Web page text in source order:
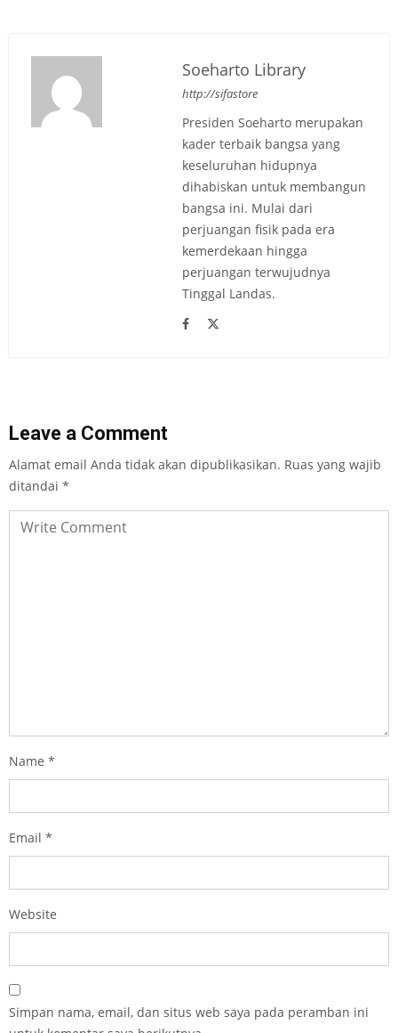
Soeharto Library
http://sifastore
Presiden Soeharto merupakan
kader terbaik bangsa yang
keseluruhan hidupnya
dihabiskan untuk membangun
bangsa ini. Mulai dari
perjuangan fisik pada era
kemerdekaan hingga
perjuangan terwujudnya
Tinggal Landas.
Leave a Comment
Alamat email Anda tidak akan dipublikasikan. Ruas yang wajib
ditandai *
Name *
Email *
Website
Simpan nama, email, dan situs web saya pada peramban ini